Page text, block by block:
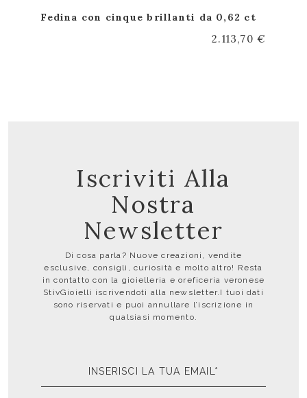
Fedina con cinque brillanti da 0,62 ct
2.113,70 €
Iscriviti Alla
Nostra
Newsletter
Di cosa parla? Nuove creazioni, vendite
esclusive, consigli, curiosità e molto altro! Resta
in contatto con la gioielleria e oreficeria veronese
StivGioielli iscrivendoti alla newsletter.I tuoi dati
sono riservati e puoi annullare l’iscrizione in
qualsiasi momento.